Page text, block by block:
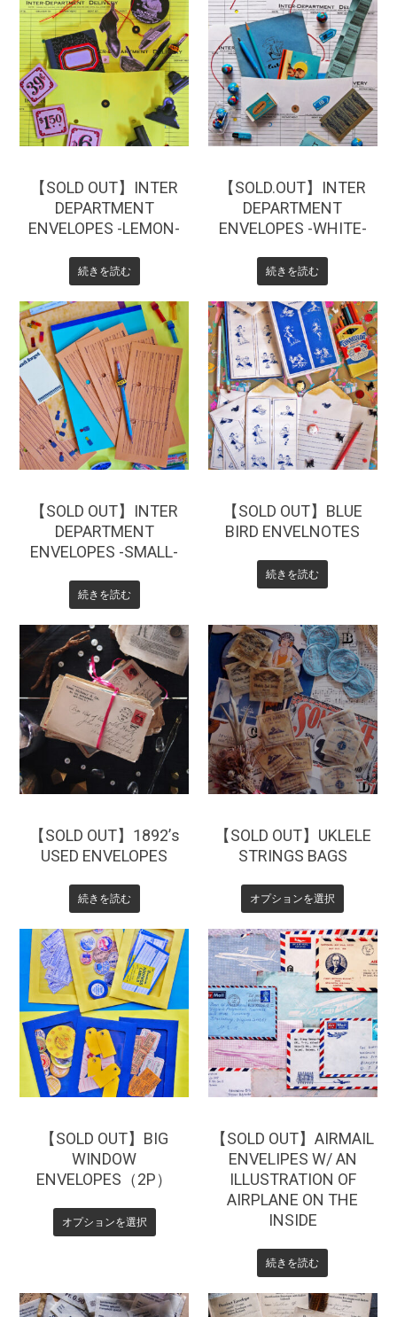
¥660
【SOLD OUT】INTER
DEPARTMENT
ENVELOPES -LEMON-
続きを読む
¥440
【SOLD.OUT】INTER
DEPARTMENT
ENVELOPES -WHITE-
続きを読む
¥ 385
【SOLD OUT】INTER
DEPARTMENT
ENVELOPES -SMALL-
続きを読む
¥550
【SOLD OUT】BLUE
BIRD ENVELNOTES
続きを読む
¥330
【SOLD OUT】1892’s
USED ENVELOPES
続きを読む
¥660
【SOLD OUT】UKLELE
STRINGS BAGS
オプションを選択
¥330
【SOLD OUT】BIG
WINDOW
ENVELOPES（2P）
オプションを選択
¥220
【SOLD OUT】AIRMAIL
ENVELIPES W/ AN
ILLUSTRATION OF
AIRPLANE ON THE
INSIDE
続きを読む